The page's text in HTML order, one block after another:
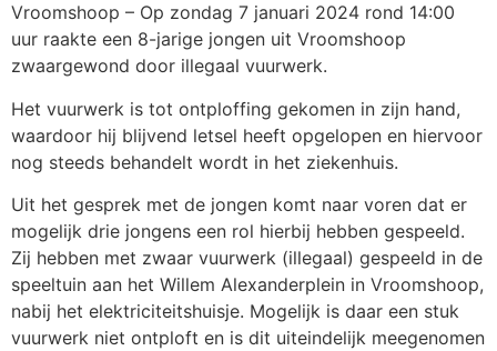
Vroomshoop – Op zondag 7 januari 2024 rond 14:00
uur raakte een 8-jarige jongen uit Vroomshoop
zwaargewond door illegaal vuurwerk.
Het vuurwerk is tot ontploffing gekomen in zijn hand,
waardoor hij blijvend letsel heeft opgelopen en hiervoor
nog steeds behandelt wordt in het ziekenhuis.
Uit het gesprek met de jongen komt naar voren dat er
mogelijk drie jongens een rol hierbij hebben gespeeld.
Zij hebben met zwaar vuurwerk (illegaal) gespeeld in de
speeltuin aan het Willem Alexanderplein in Vroomshoop,
nabij het elektriciteitshuisje. Mogelijk is daar een stuk
vuurwerk niet ontploft en is dit uiteindelijk meegenomen